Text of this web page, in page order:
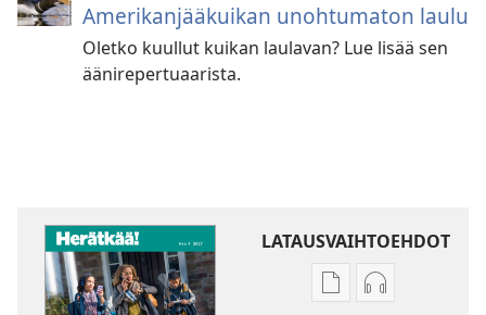
Amerikanjääkuikan unohtumaton laulu
Oletko kuullut kuikan laulavan? Lue lisää sen
äänirepertuaarista.
LATAUSVAIHTOEHDOT
JulkaisujenÄänitteiden